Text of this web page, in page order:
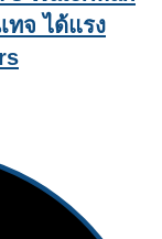
ทจ ได้แรง